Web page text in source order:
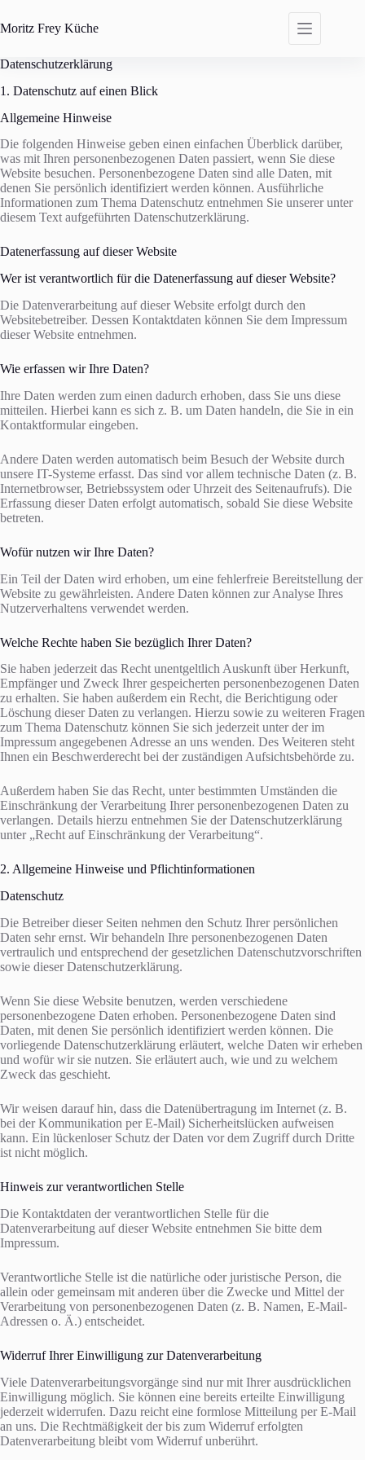
Inhalt
springen
Moritz Frey Küche
Datenschutzerklärung
1. Datenschutz auf einen Blick
Allgemeine Hinweise
Die folgenden Hinweise geben einen einfachen Überblick darüber,
was mit Ihren personenbezogenen Daten passiert, wenn Sie diese
Website besuchen. Personenbezogene Daten sind alle Daten, mit
denen Sie persönlich identifiziert werden können. Ausführliche
Informationen zum Thema Datenschutz entnehmen Sie unserer unter
diesem Text aufgeführten Datenschutzerklärung.
Datenerfassung auf dieser Website
Wer ist verantwortlich für die Datenerfassung auf dieser Website?
Die Datenverarbeitung auf dieser Website erfolgt durch den
Websitebetreiber. Dessen Kontaktdaten können Sie dem Impressum
dieser Website entnehmen.
Wie erfassen wir Ihre Daten?
Ihre Daten werden zum einen dadurch erhoben, dass Sie uns diese
mitteilen. Hierbei kann es sich z. B. um Daten handeln, die Sie in ein
Kontaktformular eingeben.
Andere Daten werden automatisch beim Besuch der Website durch
unsere IT-Systeme erfasst. Das sind vor allem technische Daten (z. B.
Internetbrowser, Betriebssystem oder Uhrzeit des Seitenaufrufs). Die
Erfassung dieser Daten erfolgt automatisch, sobald Sie diese Website
betreten.
Wofür nutzen wir Ihre Daten?
Ein Teil der Daten wird erhoben, um eine fehlerfreie Bereitstellung der
Website zu gewährleisten. Andere Daten können zur Analyse Ihres
Nutzerverhaltens verwendet werden.
Welche Rechte haben Sie bezüglich Ihrer Daten?
Sie haben jederzeit das Recht unentgeltlich Auskunft über Herkunft,
Empfänger und Zweck Ihrer gespeicherten personenbezogenen Daten
zu erhalten. Sie haben außerdem ein Recht, die Berichtigung oder
Löschung dieser Daten zu verlangen. Hierzu sowie zu weiteren Fragen
zum Thema Datenschutz können Sie sich jederzeit unter der im
Impressum angegebenen Adresse an uns wenden. Des Weiteren steht
Ihnen ein Beschwerderecht bei der zuständigen Aufsichtsbehörde zu.
Außerdem haben Sie das Recht, unter bestimmten Umständen die
Einschränkung der Verarbeitung Ihrer personenbezogenen Daten zu
verlangen. Details hierzu entnehmen Sie der Datenschutzerklärung
unter „Recht auf Einschränkung der Verarbeitung“.
2. Allgemeine Hinweise und Pflichtinformationen
Datenschutz
Die Betreiber dieser Seiten nehmen den Schutz Ihrer persönlichen
Daten sehr ernst. Wir behandeln Ihre personenbezogenen Daten
vertraulich und entsprechend der gesetzlichen Datenschutzvorschriften
sowie dieser Datenschutzerklärung.
Wenn Sie diese Website benutzen, werden verschiedene
personenbezogene Daten erhoben. Personenbezogene Daten sind
Daten, mit denen Sie persönlich identifiziert werden können. Die
vorliegende Datenschutzerklärung erläutert, welche Daten wir erheben
und wofür wir sie nutzen. Sie erläutert auch, wie und zu welchem
Zweck das geschieht.
Wir weisen darauf hin, dass die Datenübertragung im Internet (z. B.
bei der Kommunikation per E-Mail) Sicherheitslücken aufweisen
kann. Ein lückenloser Schutz der Daten vor dem Zugriff durch Dritte
ist nicht möglich.
Hinweis zur verantwortlichen Stelle
Die Kontaktdaten der verantwortlichen Stelle für die
Datenverarbeitung auf dieser Website entnehmen Sie bitte dem
Impressum.
Verantwortliche Stelle ist die natürliche oder juristische Person, die
allein oder gemeinsam mit anderen über die Zwecke und Mittel der
Verarbeitung von personenbezogenen Daten (z. B. Namen, E-Mail-
Adressen o. Ä.) entscheidet.
Widerruf Ihrer Einwilligung zur Datenverarbeitung
Viele Datenverarbeitungsvorgänge sind nur mit Ihrer ausdrücklichen
Einwilligung möglich. Sie können eine bereits erteilte Einwilligung
jederzeit widerrufen. Dazu reicht eine formlose Mitteilung per E-Mail
an uns. Die Rechtmäßigkeit der bis zum Widerruf erfolgten
Datenverarbeitung bleibt vom Widerruf unberührt.